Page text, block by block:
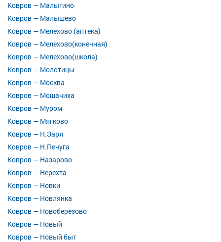
Ковров — Малыгино
Ковров — Малышево
Ковров — Мелехово (аптека)
Ковров — Мелехово(конечная)
Ковров — Мелехово(школа)
Ковров — Молотицы
Ковров — Москва
Ковров — Мошачиха
Ковров — Муром
Ковров — Мягково
Ковров — Н.Заря
Ковров — Н.Печуга
Ковров — Назарово
Ковров — Нерехта
Ковров — Новки
Ковров — Новлянка
Ковров — Новоберезово
Ковров — Новый
Ковров — Новый быт